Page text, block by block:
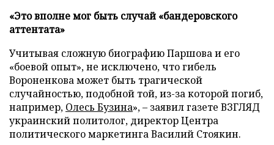
«Это вполне мог быть случай «бандеровского
аттентата»
Учитывая сложную биографию Паршова и его
«боевой опыт», не исключено, что гибель
Вороненкова может быть трагической
случайностью, подобной той, из-за которой погиб,
например, Олесь Бузина», – заявил газете ВЗГЛЯД
украинский политолог, директор Центра
политического маркетинга Василий Стоякин.